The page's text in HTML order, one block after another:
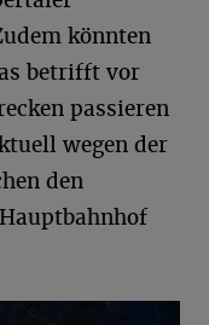
könnten
betrifft vor
passieren
wegen der
den